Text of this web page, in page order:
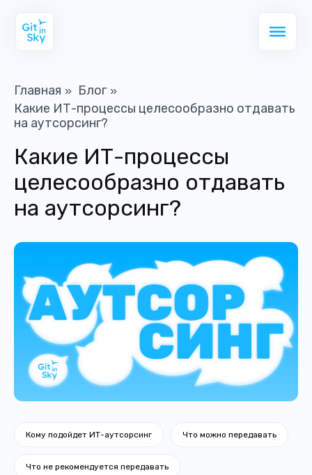
Главная » Блог »
Какие ИТ-процессы целесообразно отдавать
на аутсорсинг?
Какие ИТ-процессы
целесообразно отдавать
на аутсорсинг?
Кому подойдет ИТ-аутсорсинг Что можно передавать
Что не рекомендуется передавать